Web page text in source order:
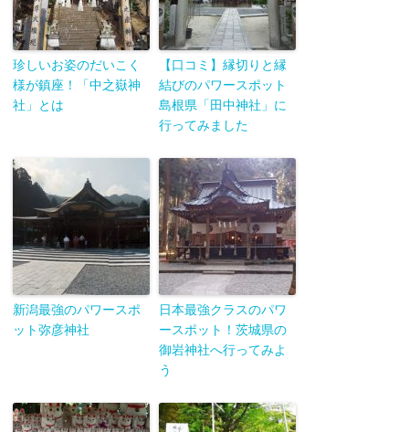
珍しいお姿のだいこく
様が鎮座！「中之嶽神
社」とは
【口コミ】縁切りと縁
結びのパワースポット
島根県「田中神社」に
行ってみました
新潟最強のパワースポ
ット弥彦神社
日本最強クラスのパワ
ースポット！茨城県の
御岩神社へ行ってみよ
う